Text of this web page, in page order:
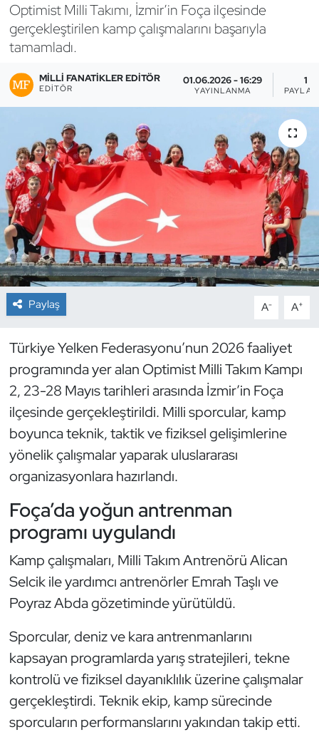
Optimist Milli Takımı, İzmir’in Foça ilçesinde
gerçekleştirilen kamp çalışmalarını başarıyla
tamamladı.
MILLI FANATIKLER EDITÖR
EDITÖR
01.06.2026 - 16:29
YAYINLANMA
1
Paylaş A- A+
Türkiye Yelken Federasyonu’nun 2026 faaliyet
programında yer alan Optimist Milli Takım Kampı
2, 23-28 Mayıs tarihleri arasında İzmir’in Foça
ilçesinde gerçekleştirildi. Milli sporcular, kamp
boyunca teknik, taktik ve fiziksel gelişimlerine
yönelik çalışmalar yaparak uluslararası
organizasyonlara hazırlandı.
Foça’da yoğun antrenman
programı uygulandı
Kamp çalışmaları, Milli Takım Antrenörü Alican
Selcik ile yardımcı antrenörler Emrah Taşlı ve
Poyraz Abda gözetiminde yürütüldü.
Sporcular, deniz ve kara antrenmanlarını
kapsayan programlarda yarış stratejileri, tekne
kontrolü ve fiziksel dayanıklılık üzerine çalışmalar
gerçekleştirdi. Teknik ekip, kamp sürecinde
sporcuların performanslarını yakından takip etti.
Bocce Bowling Dart
Buz Hokeyi
Buz Pateni
Çim Hokeyi
Cimnastik
Curling
Dağcılık
Dans Sporları
Dövüş Sanatı
E-Spor
Eskrim
Futsal
Genel
Golf
Güreş
Halter
Hava Sporları